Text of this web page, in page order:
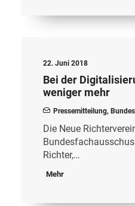
22. Juni 2018
Bei der
weniger mehr
Pressemitteilung,
Die Neue
Richter,…
Mehr